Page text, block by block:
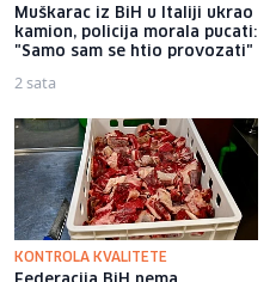
Muškarac iz BiH u Italiji ukrao
kamion, policija morala pucati:
"Samo sam se htio provozati"
2 sata
KONTROLA KVALITETE